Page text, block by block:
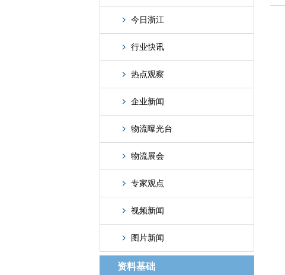
今日浙江
行业快讯
热点观察
企业新闻
物流曝光台
物流展会
专家观点
视频新闻
图片新闻
资料基础